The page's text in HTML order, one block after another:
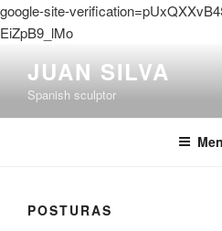
google-site-
EiZpB9_lMo
JUAN SILVA
Spanish sculptor
POSTURAS